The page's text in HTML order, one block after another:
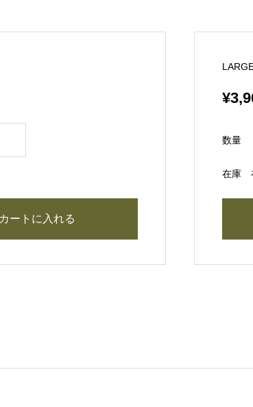
数量
在庫